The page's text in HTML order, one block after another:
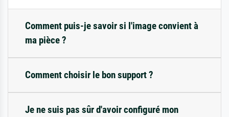
Comment puis-je savoir si l'image convient à
ma pièce ?
Comment choisir le bon support ?
Je ne suis pas sûr d'avoir configuré mon